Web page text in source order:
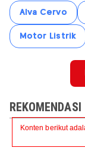
Alva Cervo
Motor Listrik